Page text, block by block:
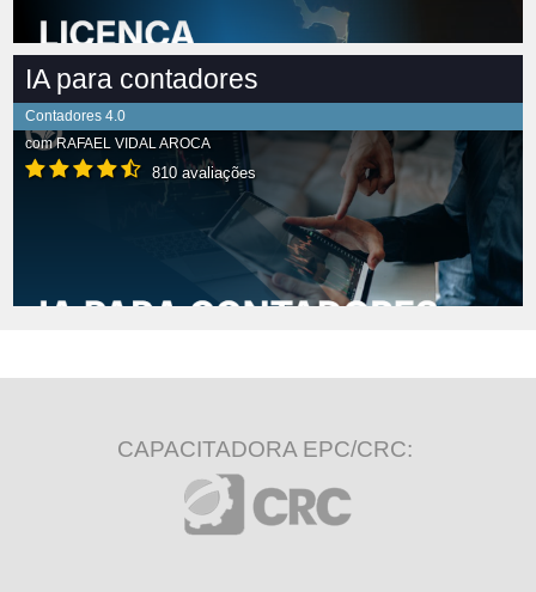
IA para contadores
Contadores 4.0
comRAFAEL VIDAL AROCA
810 avaliações
CAPACITADORA EPC/CRC: